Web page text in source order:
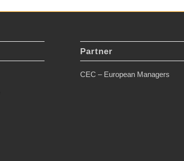
Partner
CEC – European Managers